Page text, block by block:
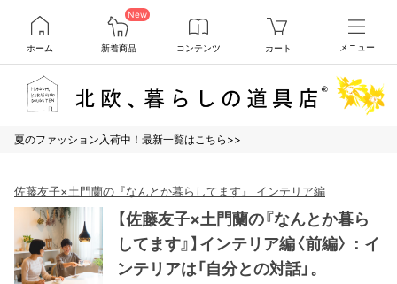
ホーム
New
新着商品 コンテンツ カート メニュー
夏のファッション入荷中！最新一覧はこちら>>
佐藤友子×土門蘭の『なんとか暮らしてます』 インテリア編
【佐藤友子×土門蘭の『なんとか暮ら
してます』】インテリア編〈前編〉：イ
ンテリアは「自分との対話」。